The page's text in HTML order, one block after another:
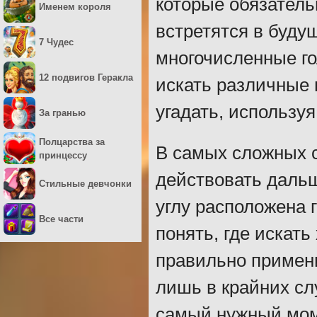
которые
встретятся в
многочисленные
искать
угадать,
В самых сложных
действовать
углу расположена
понять, где
правильно
лишь в крайних
Именем короля
7 Чудес
12 подвигов Геракла
За гранью
Полцарства за
принцессу
Стильные девчонки
Все части